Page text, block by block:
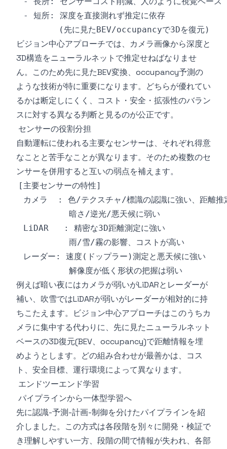
ビジョン中心アプローチでは、カメラ画像から深度と
3D構造をニューラルネットで推定せねばなりませ
ん。このため先に見たBEV変換、occupancy予測の
ような技術が特に重要になります。どちらが優れてい
るかは断定しにくく、コスト・安全・拡張性のバラン
スに対する異なる判断と見るのが公正です。
センサーの役割分担
自動運転に使われる主要なセンサーは、それぞれ得意
なことと苦手なことが異なります。そのため複数のセ
ンサーを併用すると互いの弱点を補えます。
例えば暗い夜にはカメラが弱いがLiDARとレーダーが
補い、吹雪ではLiDARが弱いがレーダーが相対的に持
ちこたえます。ビジョン中心アプローチはこのうちカ
メラに集中する代わりに、先に見たニューラルネット
ベースの3D復元(BEV、occupancy)で距離情報を埋
めようとします。どの組み合わせが最善かは、コス
ト、安全目標、運行環境によって異なります。
エンドツーエンド学習
パイプラインから一体型学習へ
先に認識-予測-計画-制御を分けたパイプラインを紹
介しました。この方式は各段階を別々に開発・検証で
き理解しやすい一方、段階の間で情報が失われ、各部